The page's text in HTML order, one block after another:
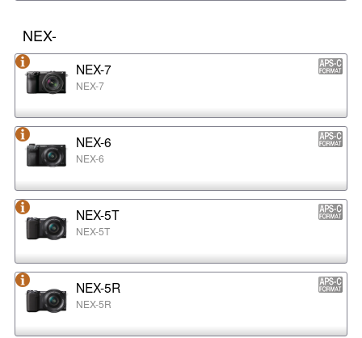
NEX-
NEX-7
NEX-7
NEX-6
NEX-6
NEX-5T
NEX-5T
NEX-5R
NEX-5R